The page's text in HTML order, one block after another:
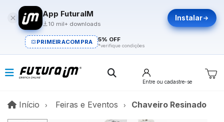
App FuturaIM
10 mil+ downloads
Instalar
PRIMEIRACOMPRA 5% OFF
*verifique condições
Entre ou cadastre-se
Início InícioFeiras e Eventos Chaveiro Resinado